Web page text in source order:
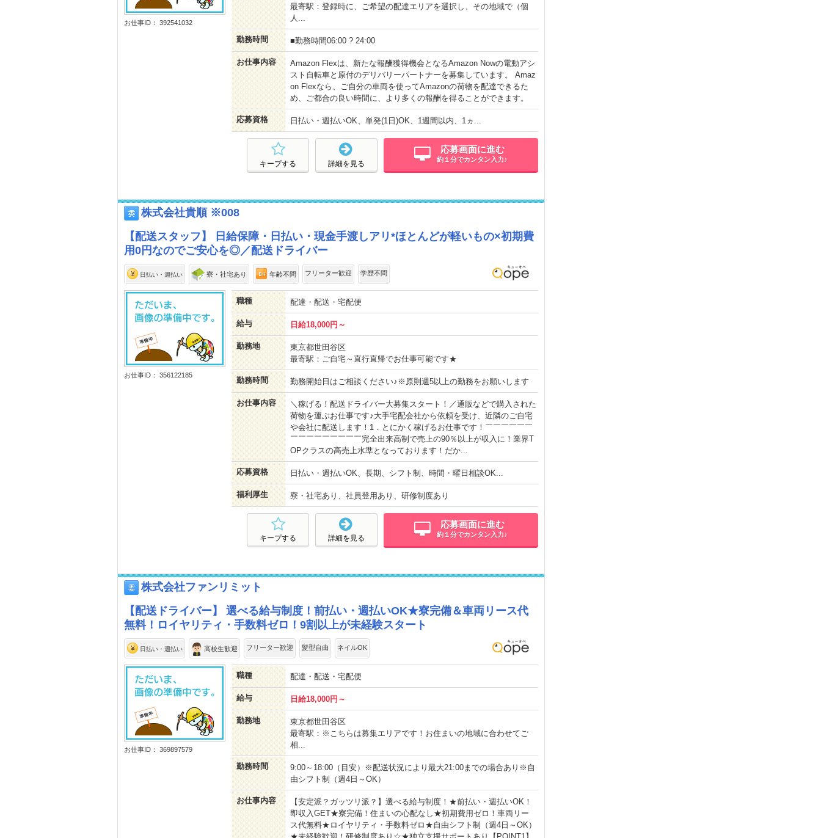
お仕事ID： 392541032
最寄駅：登録時に、ご希望の配達エリアを選択し、その地域で（個
人...
勤務時間 ■勤務時間06:00 ? 24:00
お仕事内容
Amazon Flexは、新たな報酬獲得機会となるAmazon Nowの電動アシ
スト自転車と原付のデリバリーパートナーを募集しています。 Amaz
on Flexなら、ご自分の車両を使ってAmazonの荷物を配達できるた
め、ご都合の良い時間に、より多くの報酬を得ることができます。
応募資格 日払い・週払いOK、単発(1日)OK、1週間以内、1ヵ...
応募画面に進む
約１分でカンタン入力♪
詳細を見る
キープする
株式会社貴順 ※008
【配送スタッフ】 日給保障・日払い・現金手渡しアリ*ほとんどが軽いもの×初期費
用0円なのでご安心を◎／配送ドライバー
日払い・週払い 寮・社宅あり 年齢不問 フリーター歓迎 学歴不問
お仕事ID： 356122185
職種 配達・配送・宅配便
給与 日給18,000円～
勤務地
東京都世田谷区
最寄駅：ご自宅～直行直帰でお仕事可能です★
勤務時間 勤務開始日はご相談ください♪※原則週5以上の勤務をお願いします
お仕事内容
＼稼げる！配送ドライバー大募集スタート！／通販などで購入された
荷物を運ぶお仕事です♪大手宅配会社から依頼を受け、近隣のご自宅
や会社に配送します！1．とにかく稼げるお仕事です！￣￣￣￣￣￣
￣￣￣￣￣￣￣￣￣完全出来高制で売上の90％以上が収入に！業界T
OPクラスの高売上水準となっております！だか...
応募資格 日払い・週払いOK、長期、シフト制、時間・曜日相談OK...
福利厚生 寮・社宅あり、社員登用あり、研修制度あり
応募画面に進む
約１分でカンタン入力♪
詳細を見る
キープする
株式会社ファンリミット
【配送ドライバー】 選べる給与制度！前払い・週払いOK★寮完備＆車両リース代
無料！ロイヤリティ・手数料ゼロ！9割以上が未経験スタート
日払い・週払い 高校生歓迎 フリーター歓迎 髪型自由 ネイルOK
お仕事ID： 369897579
職種 配達・配送・宅配便
給与 日給18,000円～
勤務地
東京都世田谷区
最寄駅：※こちらは募集エリアです！お住まいの地域に合わせてご
相...
勤務時間
9:00～18:00（目安）※配送状況により最大21:00までの場合あり※自
由シフト制（週4日～OK）
お仕事内容
【安定派？ガッツリ派？】選べる給与制度！★前払い・週払いOK！
即収入GET★寮完備！住まいの心配なし★初期費用ゼロ！車両リー
ス代無料★ロイヤリティ・手数料ゼロ★自由シフト制（週4日～OK）